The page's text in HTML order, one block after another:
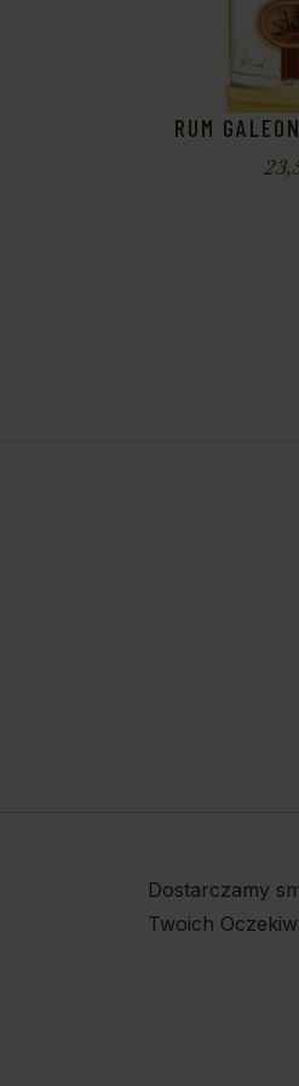
RUM
Dostarczamy
Twoich